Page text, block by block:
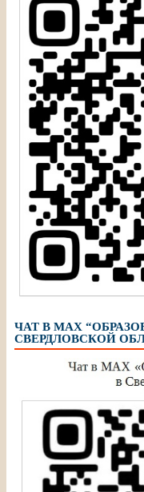
ЧАТ В МАХ
СВЕРДЛОВСКОЙ